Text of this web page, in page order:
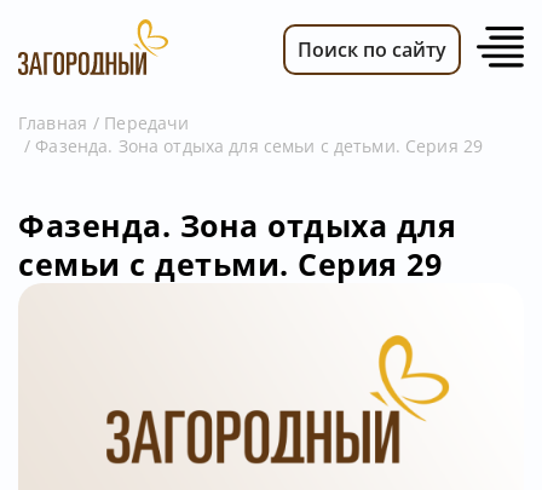
ВИДЕО
ПЕРЕДАЧИ
ТЕЛЕПРОГРАММА
РЕКЛАМОДАТЕЛЯМ
Поиск по сайту
Главная
Передачи
Фазенда. Зона отдыха для семьи с детьми. Серия 29
Фазенда. Зона отдыха для
семьи с детьми. Серия 29